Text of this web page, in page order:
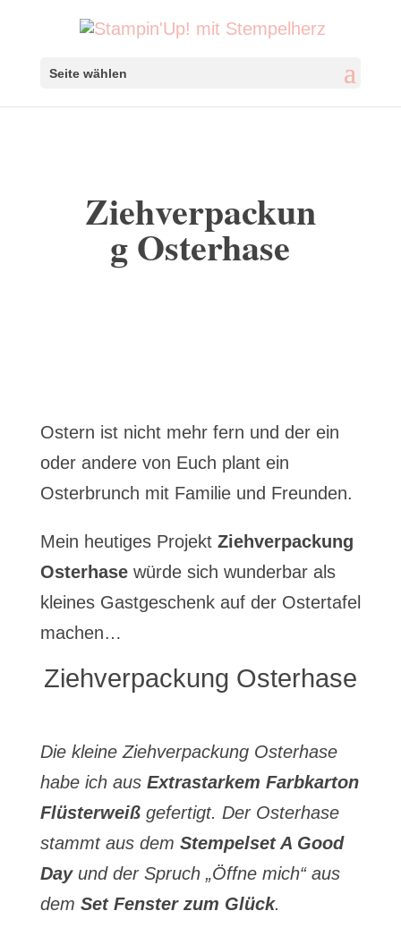
Seite wählen
Ziehverpackun
g Osterhase
Ostern ist nicht mehr fern und der ein
oder andere von Euch plant ein
Osterbrunch mit Familie und Freunden.
Mein heutiges Projekt Ziehverpackung
Osterhasewürde sich wunderbar als
kleines Gastgeschenk auf der Ostertafel
machen…
Ziehverpackung Osterhase
Die kleine Ziehverpackung Osterhase
habe ich aus Extrastarkem Farbkarton
Flüsterweißgefertigt. Der Osterhase
stammt aus dem Stempelset A Good
Dayund der Spruch „Öffne mich“ aus
dem Set Fenster zum Glück.